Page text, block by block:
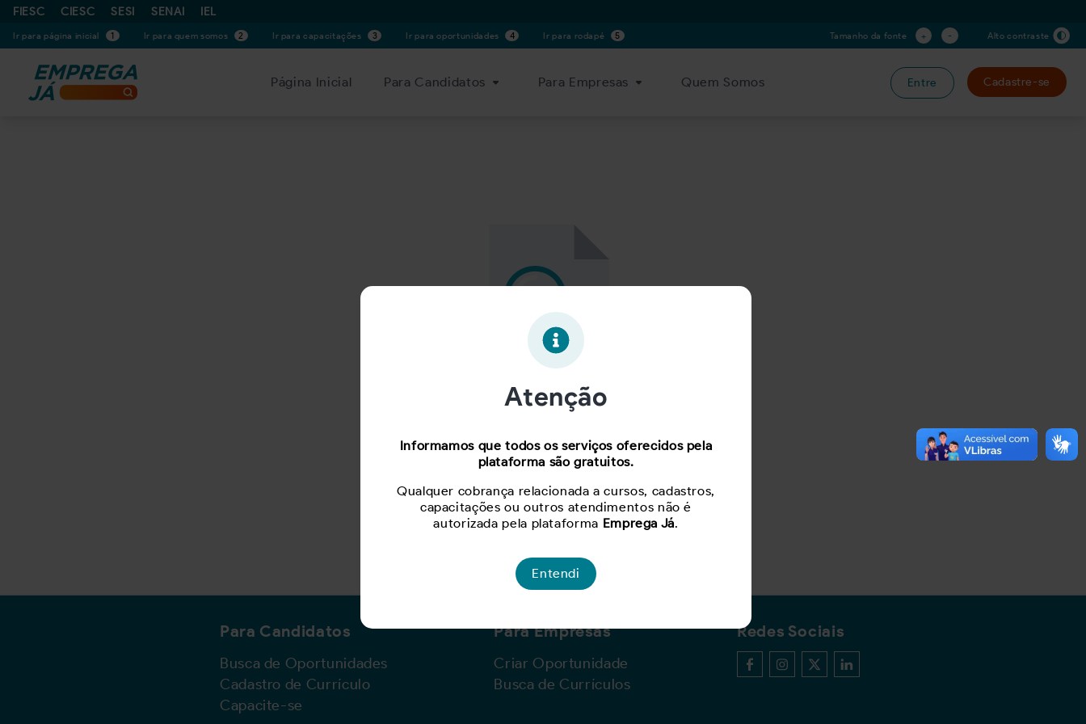
FIESC CIESC SESI SENAI IEL
Ir para página inicial 1 Ir para quem somos 2 Ir para capacitações 3 Ir para oportunidades 4 Ir para rodapé 5 Tamanho da fonte + - Alto contraste
Página Inicial Para Candidatos Para Empresas Quem Somos Entre Cadastre-se
Oportunidade expirada!
Para Candidatos
Busca de Oportunidades
Cadastro de Currículo
Capacite-se
Para Empresas
Criar Oportunidade
Busca de Currículos
Redes Sociais
Atenção
Informamos que todos os serviços oferecidos pela
plataforma são gratuitos.
Qualquer cobrança relacionada a cursos, cadastros,
capacitações ou outros atendimentos não é
autorizada pela plataforma Emprega Já.
Entendi